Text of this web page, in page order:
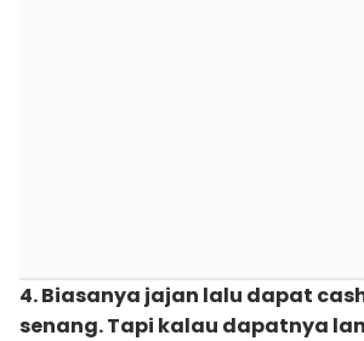
4. Biasanya jajan lalu dapat
senang. Tapi kalau dapatnya